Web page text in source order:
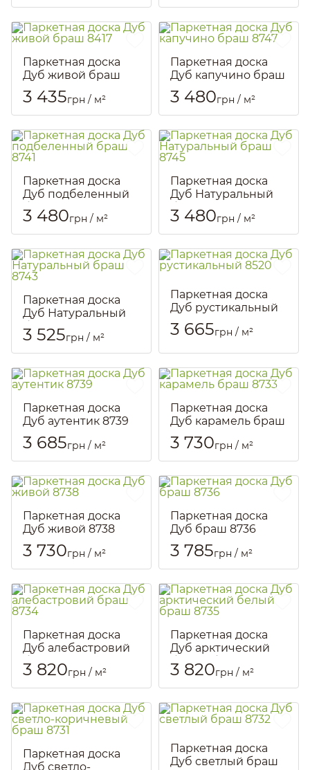
Паркетная доска
Дуб живой браш
8417
Артикул:: 2353
3 435грн / м²
Паркетная доска
Дуб капучино браш
8747
Артикул:: 1917
3 480грн / м²
Паркетная доска
Дуб подбеленный
браш 8741
Артикул:: 1920
3 480грн / м²
Паркетная доска
Дуб Натуральный
браш 8745
Артикул:: 2352
3 480грн / м²
Паркетная доска
Дуб Натуральный
браш 8743
Артикул:: 2354
3 525грн / м²
Паркетная доска
Дуб рустикальный
8520
Артикул:: 2358
3 665грн / м²
Паркетная доска
Дуб аутентик 8739
Артикул:: 2356
3 685грн / м²
Паркетная доска
Дуб карамель браш
8733
Артикул:: 1923
3 730грн / м²
Паркетная доска
Дуб живой 8738
Артикул:: 2357
3 730грн / м²
Паркетная доска
Дуб браш 8736
Артикул:: 1914
3 785грн / м²
Паркетная доска
Дуб алебастровий
браш 8734
Артикул:: 1924
3 820грн / м²
Паркетная доска
Дуб арктический
белый браш 8735
Артикул:: 1925
3 820грн / м²
Паркетная доска
Дуб светло-
Паркетная доска
Дуб светлый браш